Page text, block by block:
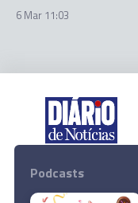
6 Mar 11:03
Podcasts